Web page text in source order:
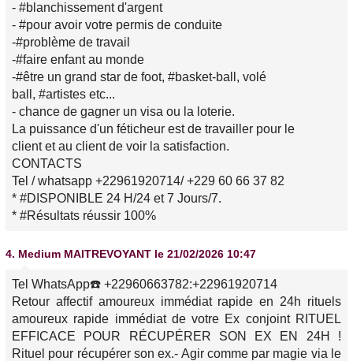
- #blanchissement d'argent
- #pour avoir votre permis de conduite
-#problème de travail
-#faire enfant au monde
-#être un grand star de foot, #basket-ball, volé
ball, #artistes etc...
- chance de gagner un visa ou la loterie.
La puissance d'un féticheur est de travailler pour le
client et au client de voir la satisfaction.
CONTACTS
Tel / whatsapp +22961920714/ +229 60 66 37 82
* #DISPONIBLE 24 H/24 et 7 Jours/7.
* #Résultats réussir 100%
4. Medium MAITREVOYANT le 21/02/2026 10:47
Tel WhatsApp☎️ +22960663782:+22961920714
Retour affectif amoureux immédiat rapide en 24h rituels
amoureux rapide immédiat de votre Ex conjoint RITUEL
EFFICACE POUR RÉCUPÉRER SON EX EN 24H !
Rituel pour récupérer son ex.- Agir comme par magie via le